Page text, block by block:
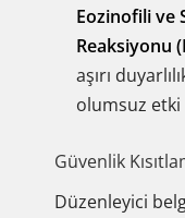
Eozinofili ve
Reaksiyonu
aşırı
olumsuz
Güvenlik
Düzenleyici